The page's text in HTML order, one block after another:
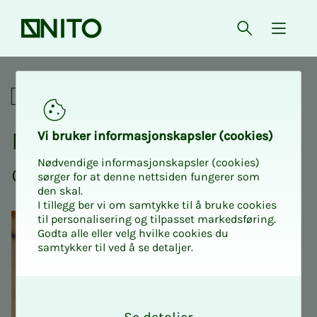
Forsiden Åpne søk
{
NITO Intro 3 - alle
For tillitsvalgte
NITO In­­­tro 3 - Alle ta­riff­
om­rå­­­der
Vi bru­­­ker in­­­for­­­ma­­­sjons­­­kaps­­­­­ler (cookies)
Nødvendige informasjonskapsler (cookies)
sørger for at denne nettsiden fungerer som
den skal.
I tillegg ber vi om samtykke til å bruke cookies
til personalisering og tilpasset markedsføring.
Godta alle eller velg hvilke cookies du
samtykker til ved å se detaljer.